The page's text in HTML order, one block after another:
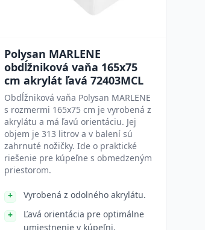
Polysan MARLENE
obdĺžniková vaňa 165x75
cm akrylát ľavá 72403MCL
Obdĺžniková vaňa Polysan MARLENE
s rozmermi 165x75 cm je vyrobená z
akrylátu a má ľavú orientáciu. Jej
objem je 313 litrov a v balení sú
zahrnuté nožičky. Ide o praktické
riešenie pre kúpeľne s obmedzeným
priestorom.
Vyrobená z odolného akrylátu.
Ľavá orientácia pre optimálne
umiestnenie v kúpeľni.